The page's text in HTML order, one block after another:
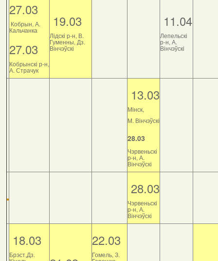
27.03
Кобрын, А.
Кальчанка
27.03
Кобрынскі р-н,
А. Страчук
19.03
Лідскі р-н, В.
Гуменны, Дз.
Вінчэўскі
11.04
Лепельскі
р-н, А.
Вінчэўскі
13.03
Мінск,
М. Вінчэўскі
28.03
Чэрвеньскі
р-н, А.
Вінчэўскі
28.03
Чэрвеньскі
р-н, А.
Вінчэўскі
18.03
Брэст,Дз.
22.03
Гомель, З.